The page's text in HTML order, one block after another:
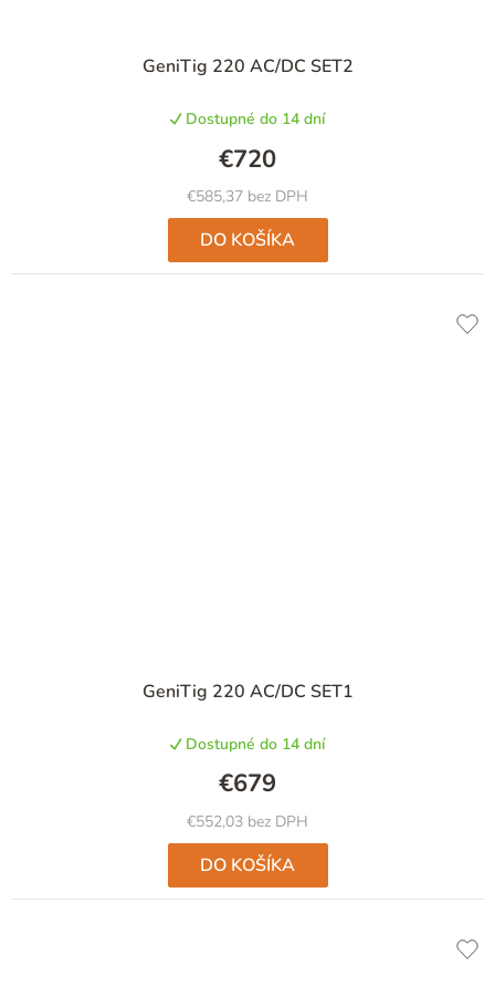
GeniTig 220 AC/DC SET2
Dostupné do 14 dní
€585,37 bez DPH
€720
DO KOŠÍKA
GeniTig 220 AC/DC SET1
Dostupné do 14 dní
€552,03 bez DPH
€679
DO KOŠÍKA